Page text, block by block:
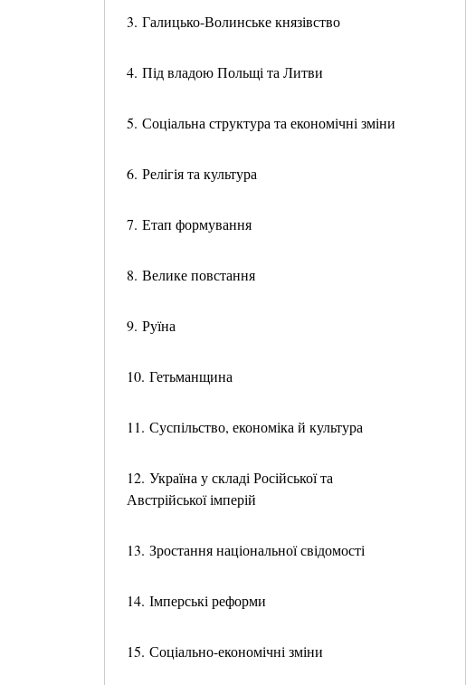
3. Галицько-Волинське князівство
4. Під владою Польщі та Литви
5. Соціальна структура та економічні зміни
6. Релігія та культура
7. Етап формування
8. Велике повстання
9. Руїна
10. Гетьманщина
11. Суспільство, економіка й культура
12. Україна у складі Російської та
Австрійської імперій
13. Зростання національної свідомості
14. Імперські реформи
15. Соціально-економічні зміни